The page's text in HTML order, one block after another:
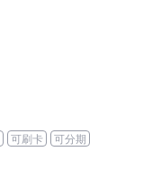
可刷卡
可分期